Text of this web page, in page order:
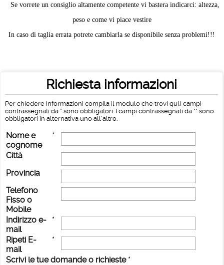
Se vorrete un consiglio altamente competente vi bastera indicarci: altezza,
peso e come vi piace vestire
In caso di taglia errata potrete cambiarla se disponibile senza problemi!!!
Richiesta informazioni
Per chiedere informazioni compila il modulo che trovi qui.I campi
contrassegnati da * sono obbligatori. I campi contrassegnati da ** sono
obbligatori in alternativa uno all'altro.
Nome e
cognome
*
Città
Provincia
Telefono
Fisso o
Mobile
Indirizzo e-
mail
*
Ripeti E-
mail
*
Scrivi le tue domande o richieste *